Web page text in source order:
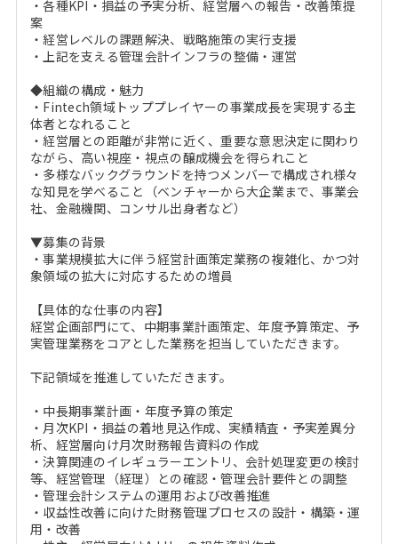
・各種KPI・損益の予実分析、経営層への報告・改善策提
案
・経営レベルの課題解決、戦略施策の実行支援
・上記を支える管理会計インフラの整備・運営
◆組織の構成・魅力
・Fintech領域トッププレイヤーの事業成長を実現する主
体者となれること
・経営層との距離が非常に近く、重要な意思決定に関わり
ながら、高い視座・視点の醸成機会を得られこと
・多様なバックグラウンドを持つメンバーで構成され様々
な知見を学べること（ベンチャーから大企業まで、事業会
社、金融機関、コンサル出身者など）
▼募集の背景
・事業規模拡大に伴う経営計画策定業務の複雑化、かつ対
象領域の拡大に対応するための増員
【具体的な仕事の内容】
経営企画部門にて、中期事業計画策定、年度予算策定、予
実管理業務をコアとした業務を担当していただきます。
下記領域を推進していただきます。
・中長期事業計画・年度予算の策定
・月次KPI・損益の着地見込作成、実績精査・予実差異分
析、経営層向け月次財務報告資料の作成
・決算関連のイレギュラーエントリ、会計処理変更の検討
等、経営管理（経理）との確認・管理会計要件との調整
・管理会計システムの運用および改善推進
・収益性改善に向けた財務管理プロセスの設計・構築・運
用・改善